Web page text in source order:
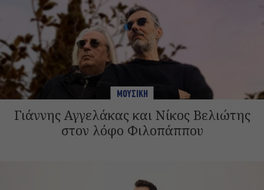
ΜΟΥΣΙΚΗ
Γιάννης Αγγελάκας και Νίκος Βελιώτης
στον λόφο Φιλοπάππου